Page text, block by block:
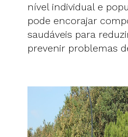
nível individual e
pode encorajar
saudáveis para
prevenir problemas